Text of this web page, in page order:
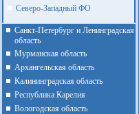
Северо-Западный ФО
Санкт-Петербург и Ленинградская
область
Мурманская область
Архангельская область
Калининградская область
Республика Карелия
Вологодская область